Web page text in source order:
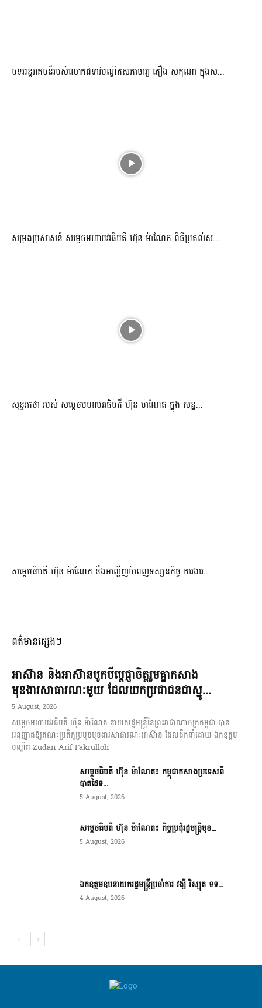
បទអន្តរាគមន៏របស់លោកជំទាវបណ្ឌិតសភាចារ្យ ភឿង សកុណា ក្នុងស...
សម្រងប្រសាសន៍ សម្ដេចមហាបវរធិបតី ហ៊ុន ម៉ាណែត ពិធីប្រគល់ស...
សុន្ទរកថា របស់ សម្ដេចមហាបវរធិបតី ហ៊ុន ម៉ាណែត ក្នុង សន្ន...
សម្តេចធិបតី ហ៊ុន ម៉ាណែត នឹងអញ្ជើញបំពេញទស្សនកិច្ច ការងារ...
ពត៌មានផ្សេងៗ
អាស៊ាន និងអាស៊ានបូកបីប្តេជ្ញាចិត្តរួមគ្នាកសាង
មុខងារសាធារណៈមួយ ដែលយកប្រជាជនជាស្នូ...
5 August, 2026
សម្តេចមហាបវរធិបតី ហ៊ុន ម៉ាណែត នាយករដ្ឋមន្ត្រីនៃព្រះរាជាណាចក្រកម្ពុជា បាន
អនុញ្ញាតឱ្យគណៈប្រតិភូប្រមុខមុខងារសាធារណៈអាស៊ាន ដែលដឹកនាំដោយ ឯកឧត្តម
បណ្ឌិត Zudan Arif Fakrulloh
សម្ដេចធិបតី ហ៊ុន ម៉ាណែត៖ កម្ពុជាកសាងប្រទេសពី
បាតដៃទ...
5 August, 2026
សម្ដេចធិបតី ហ៊ុន ម៉ាណែត៖ កិច្ចប្រជុំរដ្ឋមន្ត្រីមុខ...
5 August, 2026
ឯកឧត្តមឧបនាយករដ្ឋមន្ត្រីប្រចាំការ វង្សី វិស្សុត ទទ...
4 August, 2026